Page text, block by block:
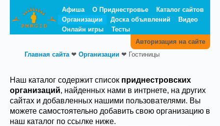
Афиша О Приднестровье
Каталог сайтов
Организации
Доска объявлений
Видео
Онлайн игры
Тесты
Авторизация на сайте
Главная сайта❤ Организации ❤ Гостиницы
Наш каталог содержит список приднестровских
организаций, найденных нами в интрнете, на других
сайтах и добавленных нашими пользователями. Вы
можете самостоятельно добавить свою организацию в
наш каталог по ссылке ниже.